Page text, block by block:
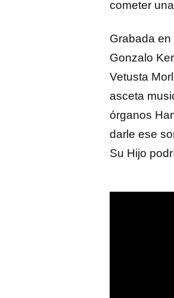
cometer
Grabada
Gonzalo
Vetusta
asceta
órganos
darle ese
Su Hijo